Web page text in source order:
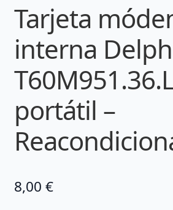
Tarjeta
interna
portátil –
8,00 €